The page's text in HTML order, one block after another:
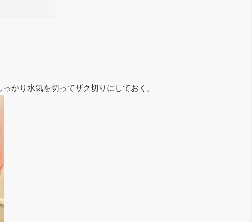
かり水気を切ってザク切りにしておく。